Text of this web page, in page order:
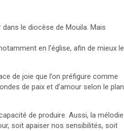
dans le diocèse de Mouila. Mais
en l’église, afin de mieux le
de joie que l’on préfigure comme
de paix et d’amour selon le plan
de produire. Aussi, la mélodie
soit apaiser nos sensibilités, soit